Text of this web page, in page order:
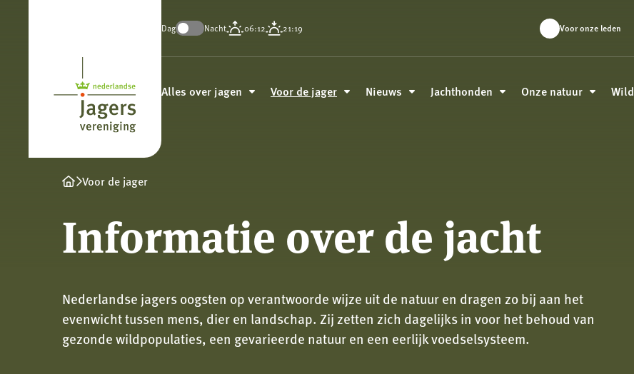
Nederlandse
Jagersvereniging
Dag Nacht 06:12 21:19 Voor onze leden
Alles over jagen Voor de jager Nieuws Jachthonden Onze natuur Wild
Voor de jager
Informatie over de jacht
Nederlandse jagers oogsten op verantwoorde wijze uit de natuur en dragen zo bij aan het
evenwicht tussen mens, dier en landschap. Zij zetten zich dagelijks in voor het behoud van
gezonde wildpopulaties, een gevarieerde natuur en een eerlijk voedselsysteem.